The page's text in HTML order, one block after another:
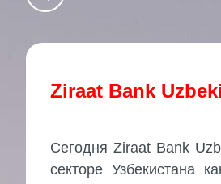
Ziraat Bank
Сегодня Ziraat Bank
секторе Узбекистана